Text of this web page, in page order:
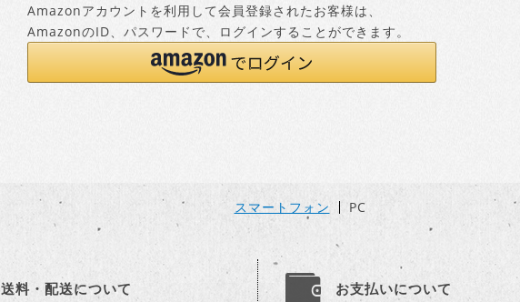
Amazonアカウントを利用して会員登録されたお客様は、
AmazonのID、パスワードで、ログインすることができます。
スマートフォン PC
送料・配送について お支払いについて